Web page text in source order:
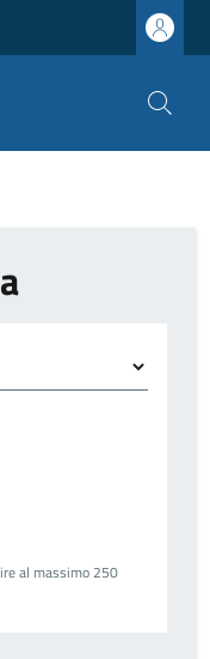
al massimo 250